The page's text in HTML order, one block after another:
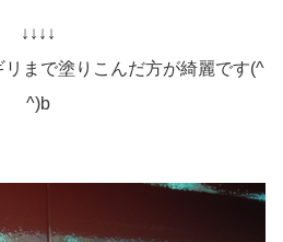
↓↓↓↓
まで塗りこんだ方が綺麗です(^
^)b